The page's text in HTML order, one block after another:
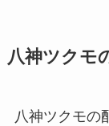
八神ツクモ
八神ツクモの